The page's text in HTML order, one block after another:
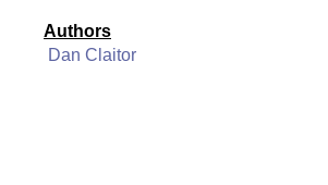
Authors
Dan Claitor